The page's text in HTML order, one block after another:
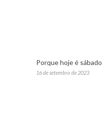
Porque hoje é sábado
16 de setembro de 2023